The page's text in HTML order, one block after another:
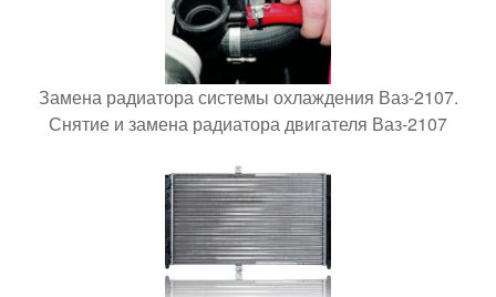
Замена радиатора системы охлаждения Ваз-2107.
Снятие и замена радиатора двигателя Ваз-2107